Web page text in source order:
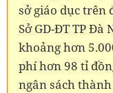
sở giáo dục trên
Sở GD-ĐT TP Đà
khoảng hơn
phí hơn 98 tỉ
ngân sách